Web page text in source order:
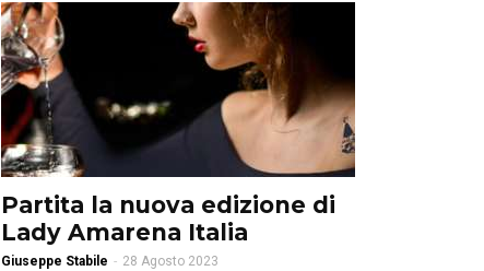
Partita la nuova edizione di
Lady Amarena Italia
Giuseppe Stabile - 28 Agosto 2023